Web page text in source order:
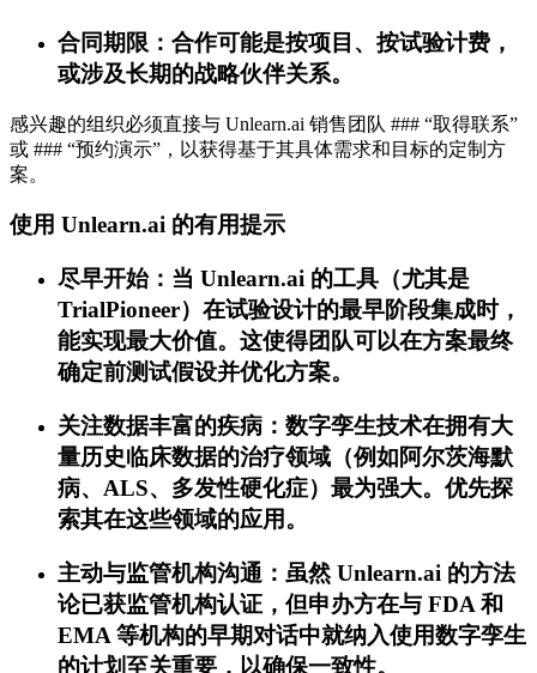
合同期限：合作可能是按项目、按试验计费，
或涉及长期的战略伙伴关系。
感兴趣的组织必须直接与 Unlearn.ai 销售团队 ### “取得联系”
或 ### “预约演示”，以获得基于其具体需求和目标的定制方
案。
使用 Unlearn.ai 的有用提示
尽早开始：当 Unlearn.ai 的工具（尤其是
TrialPioneer）在试验设计的最早阶段集成时，
能实现最大价值。这使得团队可以在方案最终
确定前测试假设并优化方案。
关注数据丰富的疾病：数字孪生技术在拥有大
量历史临床数据的治疗领域（例如阿尔茨海默
病、ALS、多发性硬化症）最为强大。优先探
索其在这些领域的应用。
主动与监管机构沟通：虽然 Unlearn.ai 的方法
论已获监管机构认证，但申办方在与 FDA 和
EMA 等机构的早期对话中就纳入使用数字孪生
的计划至关重要，以确保一致性。